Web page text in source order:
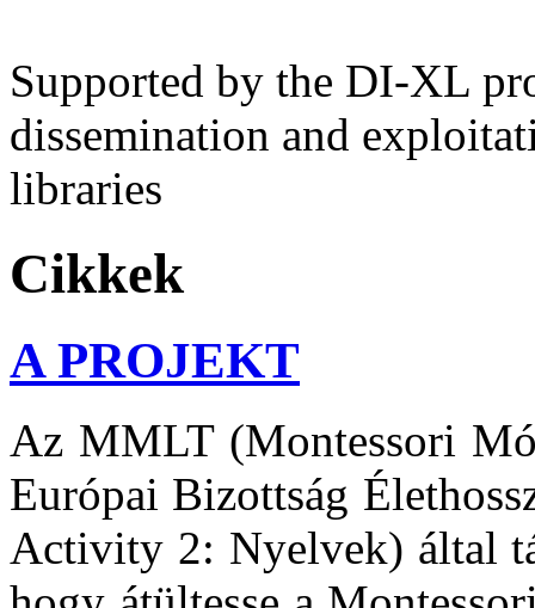
Supported by the DI-XL
dissemination and
libraries
Cikkek
A PROJEKT
Az MMLT (Montessori
Európai Bizottság
Activity 2: Nyelvek) által